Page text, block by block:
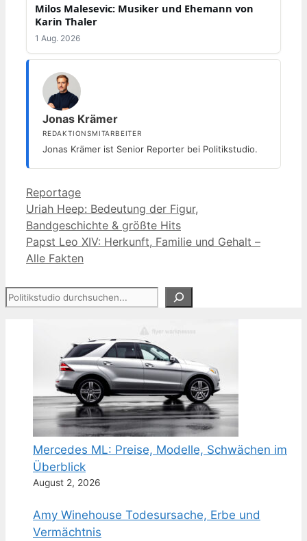
Milos Malesevic: Musiker und Ehemann von
Karin Thaler
1 Aug. 2026
Jonas Krämer
REDAKTIONSMITARBEITER
Jonas Krämer ist Senior Reporter bei Politikstudio.
Kategorien
Reportage
Uriah Heep: Bedeutung der Figur,
Bandgeschichte & größte Hits
Papst Leo XIV: Herkunft, Familie und Gehalt –
Alle Fakten
Suchen
Mercedes ML: Preise, Modelle, Schwächen im
Überblick
August 2, 2026
Amy Winehouse Todesursache, Erbe und
Vermächtnis